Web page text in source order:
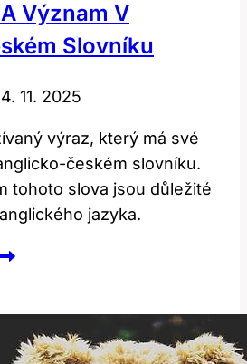
Význam V
Slovníku
11. 2025
výraz, který má své
českém slovníku.
tohoto slova jsou důležité
jazyka.
význam